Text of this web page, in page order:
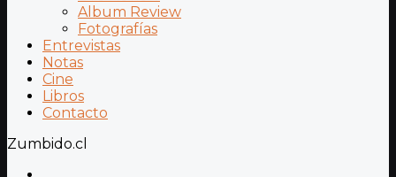
Album Review
Fotografías
Entrevistas
Notas
Cine
Libros
Contacto
Zumbido.cl